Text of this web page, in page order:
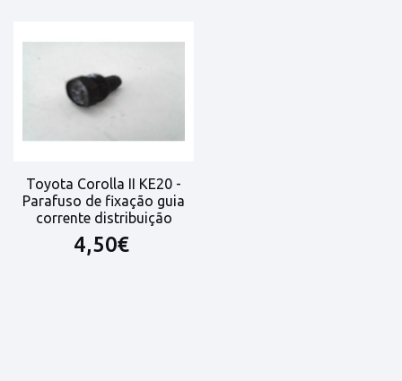
Toyota Corolla II KE20 -
Parafuso de fixação guia
corrente distribuição
4,50€